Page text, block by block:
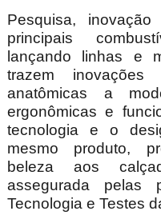
Pesquisa,
principais
lançando linhas e
trazem
anatômicas a
ergonômicas e
tecnologia e o
mesmo produto,
beleza aos
assegurada pelas
Tecnologia e Testes